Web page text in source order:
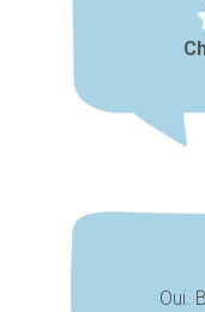
Oui.